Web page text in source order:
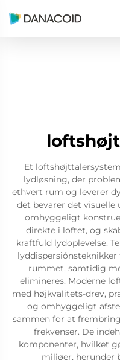
Et
lydløsning, der
ethvert rum og leverer
det bevarer det visuelle
omhyggeligt
direkte i loftet, og
kraftfuld lydoplevelse.
rummet, samtidig
elimineres. Moderne
med højkvalitets-drev,
og omhyggeligt
sammen for at
frekvenser. De
komponenter, hvilket
miljøer, herunder